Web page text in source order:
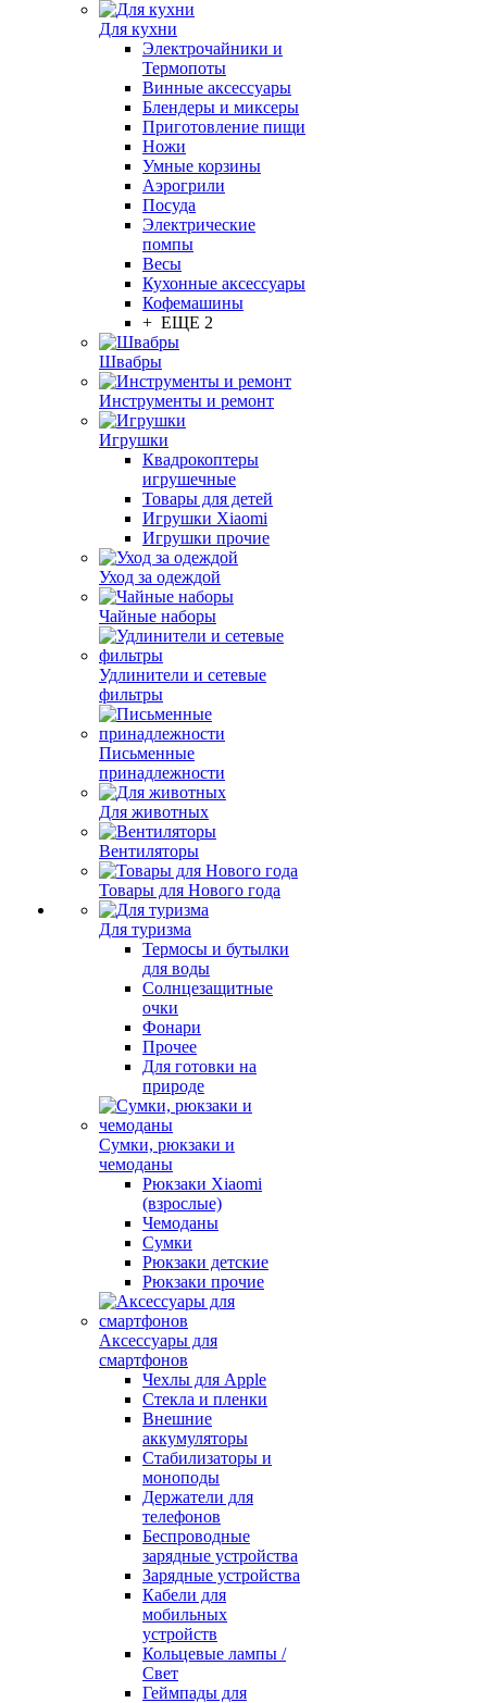
Для кухни
Электрочайники и
Термопоты
Винные аксессуары
Блендеры и миксеры
Приготовление пищи
Ножи
Умные корзины
Аэрогрили
Посуда
Электрические
помпы
Весы
Кухонные аксессуары
Кофемашины
+ ЕЩЕ 2
Швабры
Инструменты и ремонт
Игрушки
Квадрокоптеры
игрушечные
Товары для детей
Игрушки Xiaomi
Игрушки прочие
Уход за одеждой
Чайные наборы
Удлинители и сетевые
фильтры
Письменные
принадлежности
Для животных
Вентиляторы
Товары для Нового года
Для туризма
Термосы и бутылки
для воды
Солнцезащитные
очки
Фонари
Прочее
Для готовки на
природе
Сумки, рюкзаки и
чемоданы
Рюкзаки Xiaomi
(взрослые)
Чемоданы
Сумки
Рюкзаки детские
Рюкзаки прочие
Аксессуары для
смартфонов
Чехлы для Apple
Стекла и пленки
Внешние
аккумуляторы
Стабилизаторы и
моноподы
Держатели для
телефонов
Беспроводные
зарядные устройства
Зарядные устройства
Кабели для
мобильных
устройств
Кольцевые лампы /
Свет
Геймпады для